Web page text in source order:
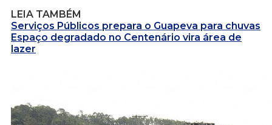
LEIA TAMBÉM
Serviços Públicos prepara o Guapeva para chuvas
Espaço degradado no Centenário vira área de
lazer